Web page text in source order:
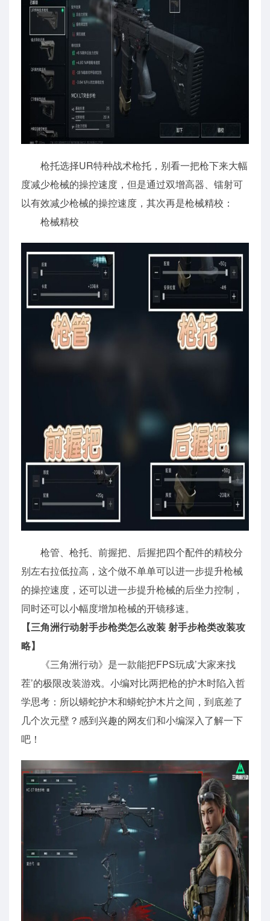
枪托选择UR特种战术枪托，别看一把枪下来大幅
度减少枪械的操控速度，但是通过双增高器、镭射可
以有效减少枪械的操控速度，其次再是枪械精校：
枪械精校
枪管、枪托、前握把、后握把四个配件的精校分
别左右拉低拉高，这个做不单单可以进一步提升枪械
的操控速度，还可以进一步提升枪械的后坐力控制，
同时还可以小幅度增加枪械的开镜移速。
【三角洲行动射手步枪类怎么改装 射手步枪类改装攻
略】
《三角洲行动》是一款能把FPS玩成’大家来找
茬’的极限改装游戏。小编对比两把枪的护木时陷入哲
学思考：所以蟒蛇护木和蟒蛇护木片之间，到底差了
几个次元壁？感到兴趣的网友们和小编深入了解一下
吧！